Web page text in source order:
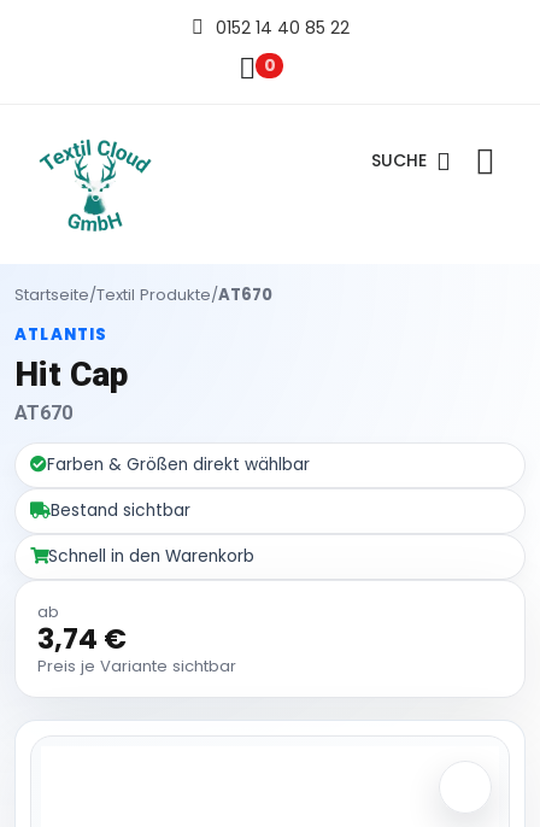
0152 14 40 85 22
0
SUCHE
Startseite/Textil Produkte/AT670
ATLANTIS
Hit Cap
AT670
Farben & Größen direkt wählbar
Bestand sichtbar
Schnell in den Warenkorb
ab
3,74 €
Preis je Variante sichtbar